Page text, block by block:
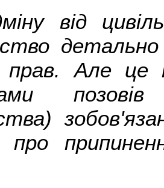
від
прав. Але це
про